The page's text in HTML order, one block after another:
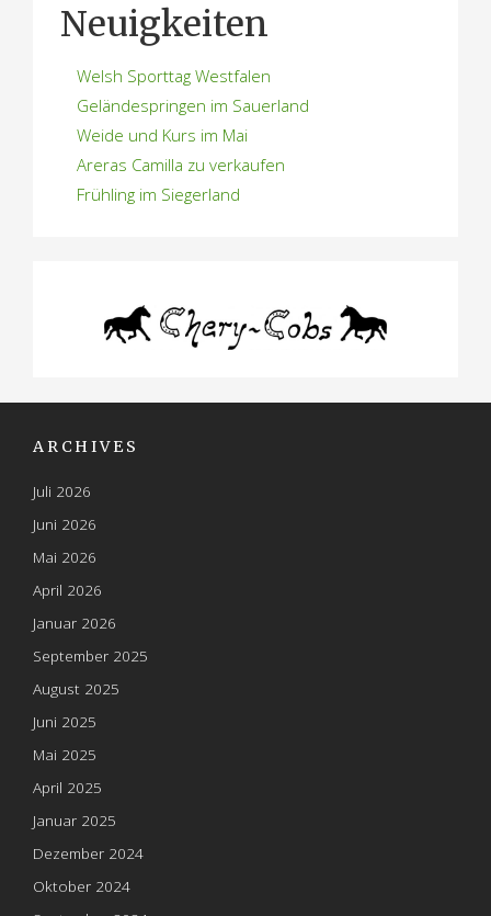
Neuigkeiten
Welsh Sporttag Westfalen
Geländespringen im Sauerland
Weide und Kurs im Mai
Areras Camilla zu verkaufen
Frühling im Siegerland
ARCHIVES
Juli 2026
Juni 2026
Mai 2026
April 2026
Januar 2026
September 2025
August 2025
Juni 2025
Mai 2025
April 2025
Januar 2025
Dezember 2024
Oktober 2024